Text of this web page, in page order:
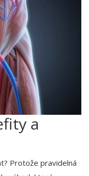
a
Protože pravidelná